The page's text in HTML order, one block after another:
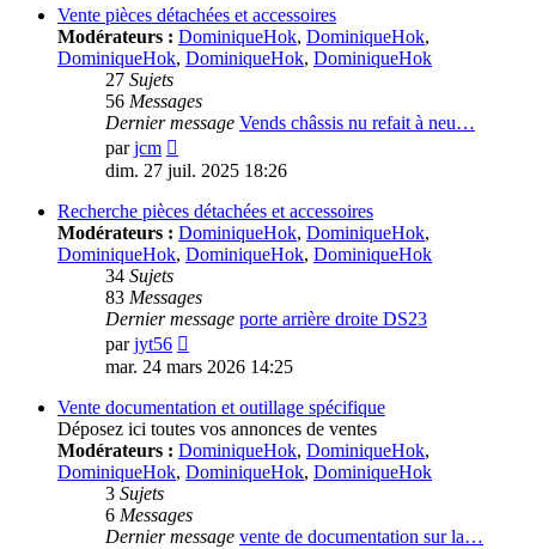
message
Vente pièces détachées et accessoires
Modérateurs : DominiqueHok, DominiqueHok,
DominiqueHok, DominiqueHok, DominiqueHok
27 Sujets
56 Messages
Dernier message Vends châssis nu refait à neu…
parjcm
le
message
dim. 27 juil. 2025 18:26
Recherche pièces détachées et accessoires
Modérateurs : DominiqueHok, DominiqueHok,
DominiqueHok, DominiqueHok, DominiqueHok
34 Sujets
83 Messages
Dernier message porte arrière droite DS23
parjyt56
le
message
mar. 24 mars 2026 14:25
Vente documentation et outillage spécifique
Déposez ici toutes vos annonces de ventes
Modérateurs : DominiqueHok, DominiqueHok,
DominiqueHok, DominiqueHok, DominiqueHok
3 Sujets
6 Messages
Dernier message vente de documentation sur la…